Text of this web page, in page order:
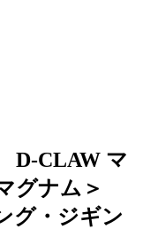
D-CLAW マ
グナム＞
グ・ジギン